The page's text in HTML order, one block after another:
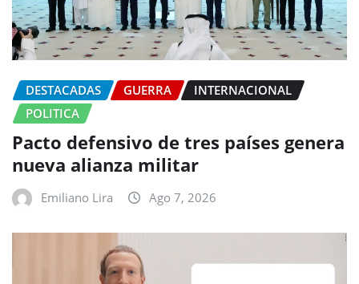
DESTACADAS GUERRA
INTERNACIONAL
POLITICA
Pacto defensivo de tres países genera
nueva alianza militar
Emiliano Lira Ago 7, 2026